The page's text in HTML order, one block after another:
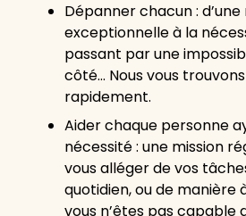
Dépanner chacun : d’une
exceptionnelle à la
passant par une
côté… Nous vous
rapidement.
Aider chaque personne
nécessité : une mission
vous alléger de vos
quotidien, ou de manière
vous n’êtes pas capable